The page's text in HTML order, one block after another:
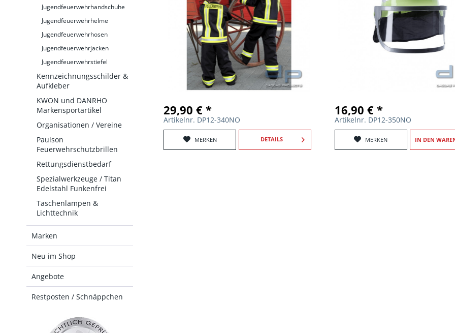
Jugendfeuerwehrhandschuhe
Jugendfeuerwehrhelme
Jugendfeuerwehrhosen
Jugendfeuerwehrjacken
Jugendfeuerwehrstiefel
Kennzeichnungsschilder &
Aufkleber
KWON und DANRHO
Markensportartikel
Organisationen / Vereine
Paulson
Feuerwehrschutzbrillen
Rettungsdienstbedarf
Spezialwerkzeuge / Titan
Edelstahl Funkenfrei
Taschenlampen &
Lichttechnik
Marken
Neu im Shop
Angebote
Restposten / Schnäppchen
29,90 € *
Artikelnr. DP12-340NO
MERKEN DETAILS
16,90 € *
Artikelnr. DP12-350NO
MERKEN IN DEN